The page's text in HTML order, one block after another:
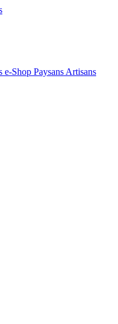
e-Shop Paysans Artisans